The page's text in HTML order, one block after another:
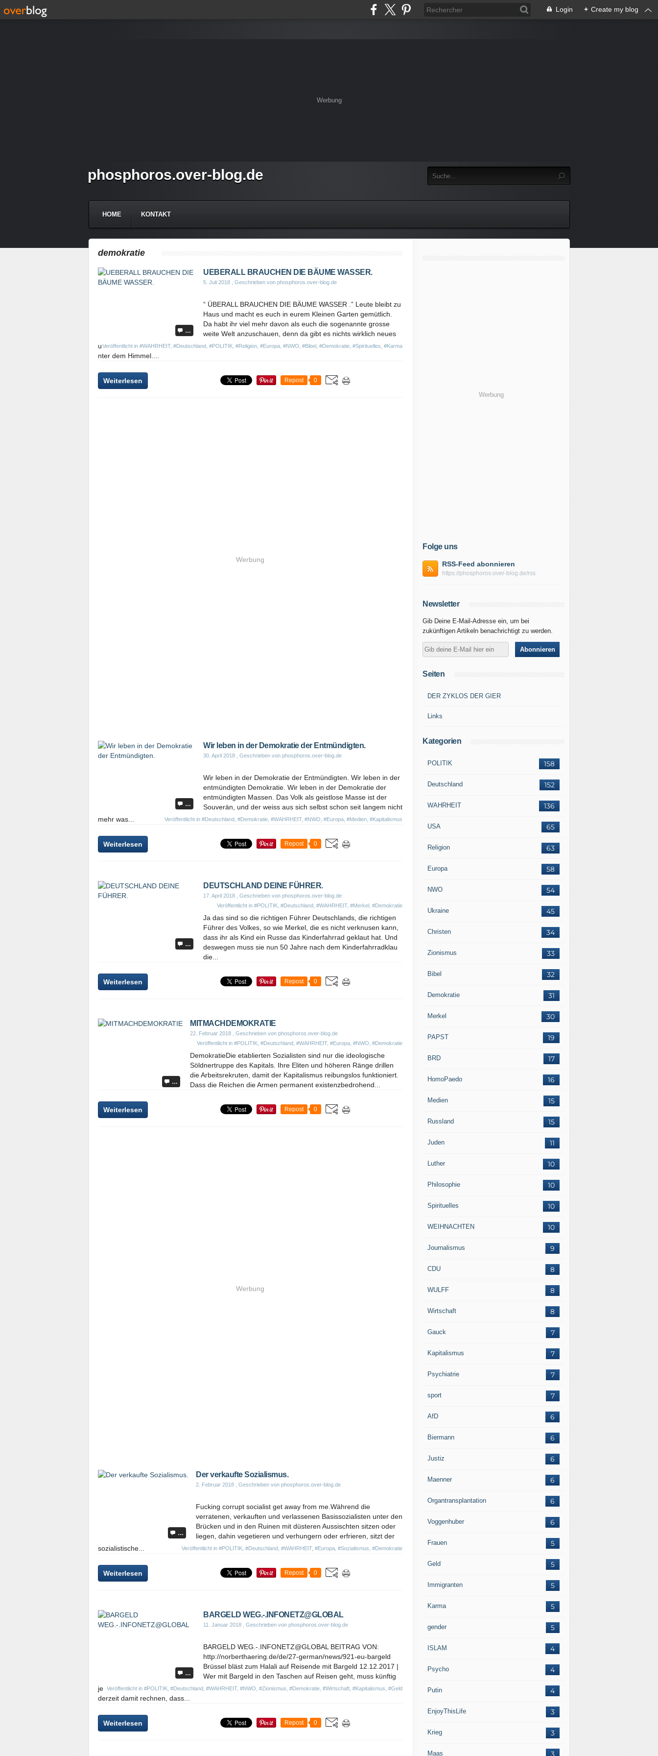
Login + Create my blog
Werbung
phosphoros.over-blog.de
HOME KONTAKT
demokratie
…
UEBERALL BRAUCHEN DIE BÄUME WASSER.
5. Juli 2018 , Geschrieben von phosphoros.over-blog.de
Veröffentlicht in #WAHRHEIT, #Deutschland #POLITIK #Religion #Europa #NWO #Bibel #Demokratie #Spirituelles #Karma
“ ÜBERALL BRAUCHEN DIE BÄUME WASSER .” Leute bleibt zu
Haus und macht es euch in eurem Kleinen Garten gemütlich.
Da habt ihr viel mehr davon als euch die sogenannte grosse
weite Welt anzuschauen, denn da gibt es nichts wirklich neues
u
nter dem Himmel....
Weiterlesen Repost 0
Werbung
…
Wir leben in der Demokratie der Entmündigten.
30. April 2018 , Geschrieben von phosphoros.over-blog.de
Veröffentlicht in #Deutschland #Demokratie #WAHRHEIT, #NWO #Europa #Medien #Kapitalismus
Wir leben in der Demokratie der Entmündigten. Wir leben in der
entmündigten Demokratie. Wir leben in der Demokratie der
entmündigten Massen. Das Volk als geistlose Masse ist der
Souverän, und der weiss aus sich selbst schon seit langem nicht
mehr was...
Weiterlesen Repost 0
…
DEUTSCHLAND DEINE FÜHRER.
17. April 2018 , Geschrieben von phosphoros.over-blog.de
Veröffentlicht in #POLITIK #Deutschland #WAHRHEIT, #Merkel #Demokratie
Ja das sind so die richtigen Führer Deutschlands, die richtigen
Führer des Volkes, so wie Merkel, die es nicht verknusen kann,
dass ihr als Kind ein Russe das Kinderfahrrad geklaut hat. Und
deswegen muss sie nun 50 Jahre nach dem Kinderfahrradklau
die...
Weiterlesen Repost 0
…
MITMACHDEMOKRATIE
22. Februar 2018 , Geschrieben von phosphoros.over-blog.de
Veröffentlicht in #POLITIK #Deutschland #WAHRHEIT, #Europa #NWO #Demokratie
DemokratieDie etablierten Sozialisten sind nur die ideologische
Söldnertruppe des Kapitals. Ihre Eliten und höheren Ränge drillen
die Arbeitsrekruten, damit der Kapitalismus reibungslos funktioniert.
Dass die Reichen die Armen permanent existenzbedrohend...
Weiterlesen Repost 0
Werbung
…
Der verkaufte Sozialismus.
2. Februar 2018 , Geschrieben von phosphoros.over-blog.de
Veröffentlicht in #POLITIK #Deutschland #WAHRHEIT, #Europa #Sozialismus #Demokratie
Fucking corrupt socialist get away from me.Während die
verratenen, verkauften und verlassenen Basissozialisten unter den
Brücken und in den Ruinen mit düsteren Aussischten sitzen oder
liegen, dahin vegetieren und verhungern oder erfrieren, sitzt der
sozialistische...
Weiterlesen Repost 0
…
BARGELD WEG.-.INFONETZ@GLOBAL
11. Januar 2018 , Geschrieben von phosphoros.over-blog.de
Veröffentlicht in #POLITIK #Deutschland #WAHRHEIT, #NWO #Zionismus #Demokratie #Wirtschaft #Kapitalismus #Geld
BARGELD WEG.-.INFONETZ@GLOBAL BEITRAG VON:
http://norberthaering.de/de/27-german/news/921-eu-bargeld
Brüssel bläst zum Halali auf Reisende mit Bargeld 12.12.2017 |
Wer mit Bargeld in den Taschen auf Reisen geht, muss künftig
je
derzeit damit rechnen, dass...
Weiterlesen Repost 0
Werbung
Folge uns
RSS-Feed abonnieren
https://phosphoros.over-blog.de/rss
Newsletter
Gib Deine E-Mail-Adresse ein, um bei
zukünftigen Artikeln benachrichtigt zu werden.
Seiten
DER ZYKLOS DER GIER
Links
Kategorien
158
POLITIK
152
Deutschland
136
WAHRHEIT
65
USA
63
Religion
58
Europa
54
NWO
45
Ukraine
34
Christen
33
Zionismus
32
Bibel
31
Demokratie
30
Merkel
19
PAPST
17
BRD
16
HomoPaedo
15
Medien
15
Russland
11
Juden
10
Luther
10
Philosophie
10
Spirituelles
10
WEIHNACHTEN
9
Journalismus
8
CDU
8
WULFF
8
Wirtschaft
7
Gauck
7
Kapitalismus
7
Psychiatrie
7
sport
6
AfD
6
Biermann
6
Justiz
6
Maenner
6
Organtransplantation
6
Voggenhuber
5
Frauen
5
Geld
5
Immigranten
5
Karma
5
gender
4
ISLAM
4
Psycho
4
Putin
3
EnjoyThisLife
3
Krieg
3
Maas